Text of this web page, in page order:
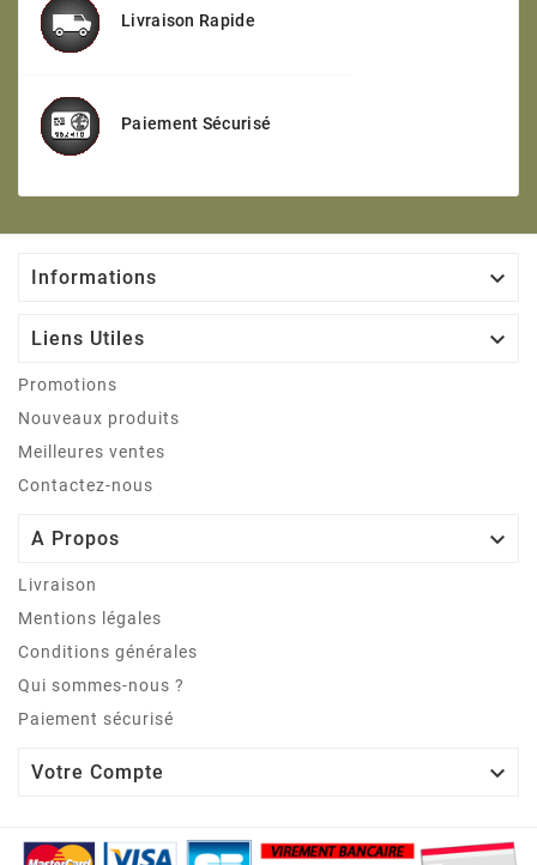
Livraison Rapide
Paiement Sécurisé
Informations 
Liens Utiles 
Promotions
Nouveaux produits
Meilleures ventes
Contactez-nous
A Propos 
Livraison
Mentions légales
Conditions générales
Qui sommes-nous ?
Paiement sécurisé
Votre Compte 